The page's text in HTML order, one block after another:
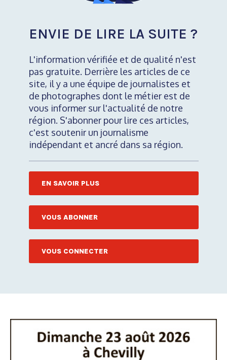
ENVIE DE LIRE LA SUITE ?
L'information vérifiée et de qualité n'est
pas gratuite. Derrière les articles de ce
site, il y a une équipe de journalistes et
de photographes dont le métier est de
vous informer sur l'actualité de notre
région. S'abonner pour lire ces articles,
c'est soutenir un journalisme
indépendant et ancré dans sa région.
EN SAVOIR PLUS
VOUS ABONNER
VOUS CONNECTER